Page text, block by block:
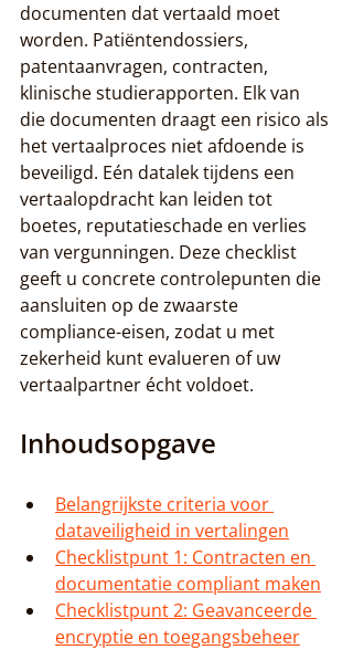
documenten dat vertaald moet
worden. Patiëntendossiers,
patentaanvragen, contracten,
klinische studierapporten. Elk van
die documenten draagt een risico als
het vertaalproces niet afdoende is
beveiligd. Eén datalek tijdens een
vertaalopdracht kan leiden tot
boetes, reputatieschade en verlies
van vergunningen. Deze checklist
geeft u concrete controlepunten die
aansluiten op de zwaarste
compliance-eisen, zodat u met
zekerheid kunt evalueren of uw
vertaalpartner écht voldoet.
Inhoudsopgave
Belangrijkste criteria voor
dataveiligheid in vertalingen
Checklistpunt 1: Contracten en
documentatie compliant maken
Checklistpunt 2: Geavanceerde
encryptie en toegangsbeheer